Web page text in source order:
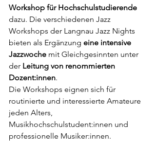
Workshop für Hochschulstudierende
dazu. Die verschiedenen Jazz
Workshops der Langnau Jazz Nights
bieten als Ergänzung eine intensive
Jazzwoche mit Gleichgesinnten unter
der Leitung von renommierten
Dozent:innen.
Die Workshops eignen sich für
routinierte und interessierte Amateure
jeden Alters,
Musikhochschulstudent:innen und
professionelle Musiker:innen.